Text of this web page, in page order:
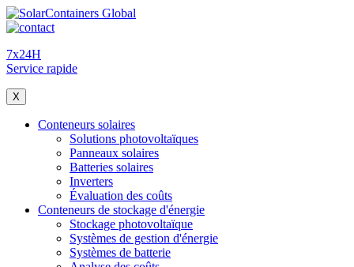
7x24H
Service rapide
X
Conteneurs solaires
Solutions photovoltaïques
Panneaux solaires
Batteries solaires
Inverters
Évaluation des coûts
Conteneurs de stockage d'énergie
Stockage photovoltaïque
Systèmes de gestion d'énergie
Systèmes de batterie